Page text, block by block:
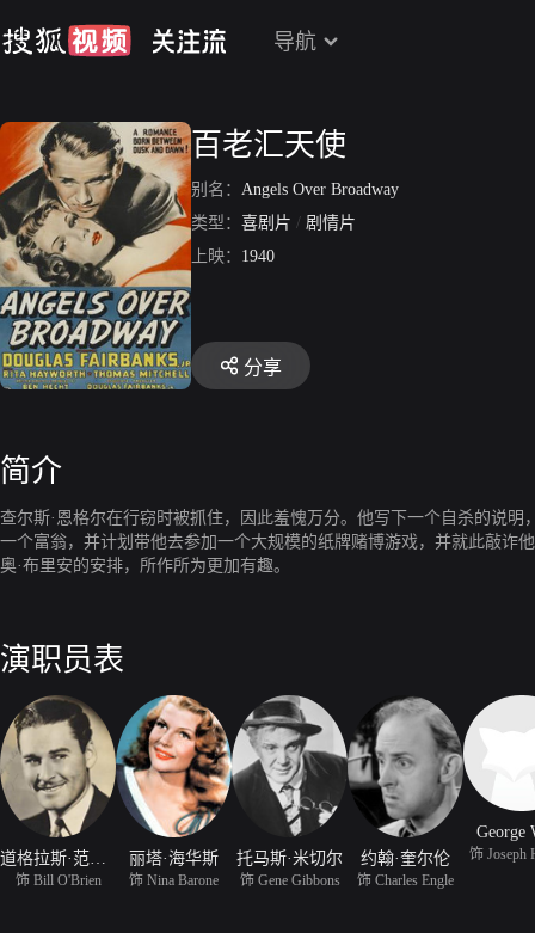
导航
百老汇天使
别名： Angels Over Broadway
类型： 喜剧片 / 剧情片
上映： 1940
分享
简介
查尔斯·恩格尔在行窃时被抓住，因此羞愧万分。他写下一个自杀的说
一个富翁，并计划带他去参加一个大规模的纸牌赌博游戏，并就此敲诈
奥·布里安的安排，所作所为更加有趣。
演职员表
饰 Bill O'Brien
丽塔·海华斯
饰 Nina Barone
托马斯·米切尔
饰 Gene Gibbons
约翰·奎尔伦
饰 Charles Engle
George
饰 Joseph